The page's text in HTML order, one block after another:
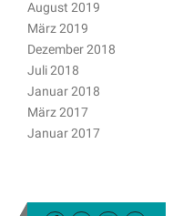
August 2019
März 2019
Dezember 2018
Juli 2018
Januar 2018
März 2017
Januar 2017